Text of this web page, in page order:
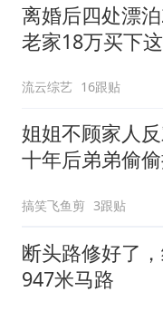
离婚后四处漂
老家18万买下
流云综艺 16跟贴
姐姐不顾家人反
十年后弟弟偷
搞笑飞鱼剪 3跟贴
断头路修好了
947米马路